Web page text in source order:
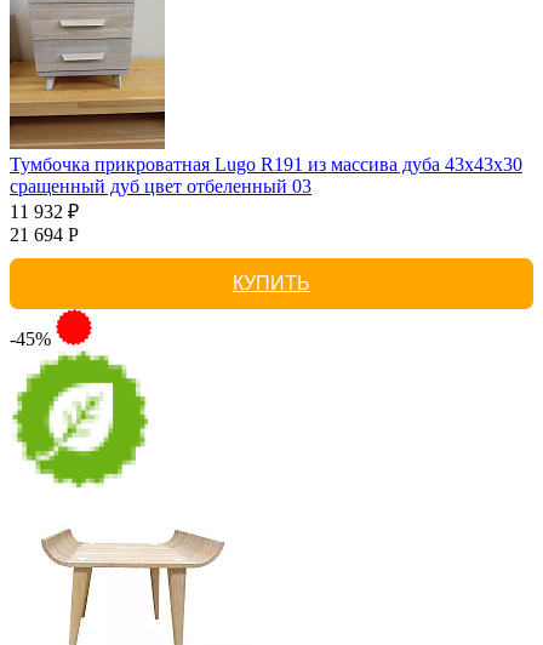
Тумбочка прикроватная Lugo R191 из массива дуба 43х43х30
сращенный дуб цвет отбеленный 03
11 932 ₽
21 694 Р
КУПИТЬ
-45%